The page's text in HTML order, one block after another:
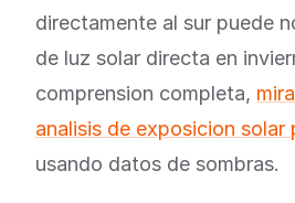
directamente al sur puede
de luz solar directa en
comprension completa,
analisis de exposicion solar
usando datos de sombras.